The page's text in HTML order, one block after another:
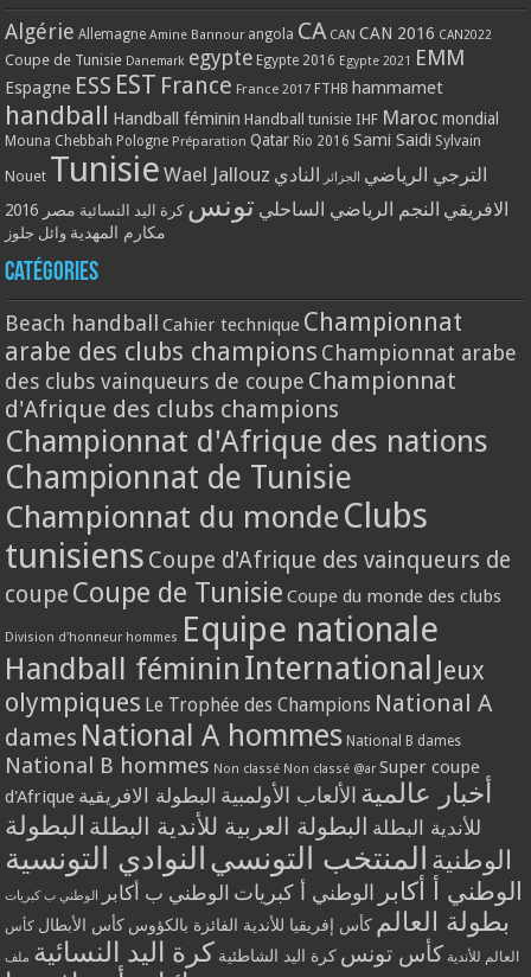
Algérie Allemagne Amine Bannour angola CA CAN CAN 2016 CAN2022
Coupe de Tunisie Danemark egypte Egypte 2016 Egypte 2021 EMM
Espagne ESS EST France France 2017 FTHB hammamet
handball Handball féminin Handball tunisie IHF Maroc mondial
Mouna Chebbah Pologne Préparation Qatar Rio 2016 Sami Saidi Sylvain
Nouet Tunisie Wael Jallouz الترجي الرياضي الجزائر
النادي
الافريقي النجم الرياضي الساحلي تونس كرة اليد النسائية مصر 2016
مكارم المهدية وائل جلوز
Catégories
Beach handball Cahier technique Championnat
arabe des clubs champions Championnat arabe
des clubs vainqueurs de coupe Championnat
d'Afrique des clubs champions
Championnat d'Afrique des nations
Championnat de Tunisie
Championnat du monde Clubs
tunisiens Coupe d'Afrique des vainqueurs de
coupe Coupe de Tunisie Coupe du monde des clubs
Division d'honneur hommes Equipe nationale
Handball féminin International Jeux
olympiques Le Trophée des Champions National A
dames National A hommes National B dames
National B hommes Non classé Non classé @ar Super coupe
d'Afrique
أخبار عالمية الألعاب الأولمبية البطولة الافريقية
للأندية البطلة البطولة العربية للأندية البطلة البطولة
الوطنية المنتخب التونسي النوادي التونسية
الوطني أ أكابر الوطني أ كبريات الوطني ب أكابر الوطني ب كبريات
بطولة العالم كأس إفريقيا للأندية الفائزة بالكؤوس كأس الأبطال كأس
العالم للأندية كأس تونس كرة اليد الشاطئية كرة اليد النسائية ملف